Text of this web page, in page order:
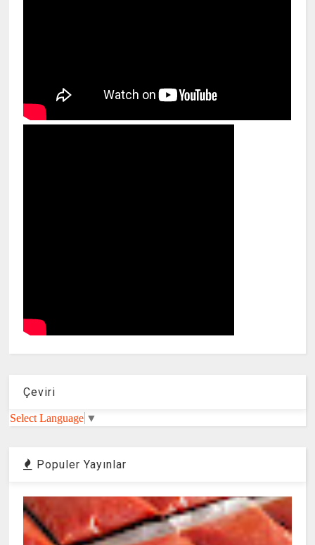
Çeviri
Select Language ▼
Populer Yayınlar